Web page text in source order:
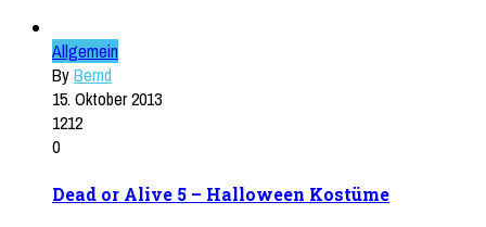
Allgemein
ByBernd
15. Oktober 2013
1212
0
Dead or Alive 5 – Halloween Kostüme